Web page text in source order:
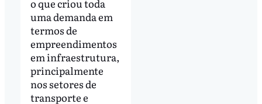
o que criou toda
uma demanda em
termos de
empreendimentos
em infraestrutura,
principalmente
nos setores de
transporte e